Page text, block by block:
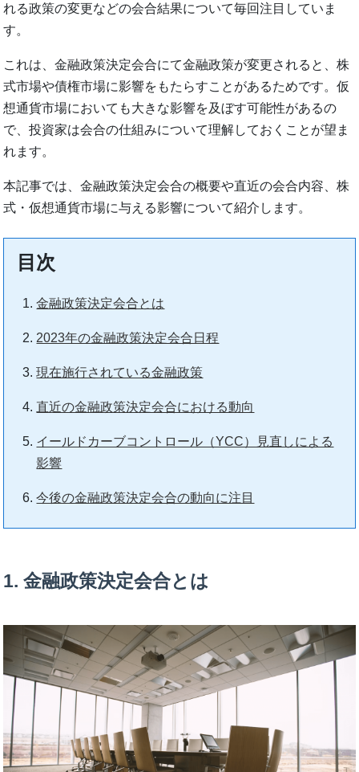
れる政策の変更などの会合結果について毎回注目していま
す。
これは、金融政策決定会合にて金融政策が変更されると、株
式市場や債権市場に影響をもたらすことがあるためです。仮
想通貨市場においても大きな影響を及ぼす可能性があるの
で、投資家は会合の仕組みについて理解しておくことが望ま
れます。
本記事では、金融政策決定会合の概要や直近の会合内容、株
式・仮想通貨市場に与える影響について紹介します。
目次
金融政策決定会合とは
2023年の金融政策決定会合日程
現在施行されている金融政策
直近の金融政策決定会合における動向
イールドカーブコントロール（YCC）見直しによる
影響
今後の金融政策決定会合の動向に注目
1. 金融政策決定会合とは